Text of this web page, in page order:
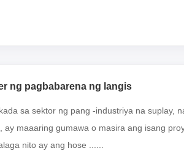
ng pagbabarena ng langis
sa sektor ng pang -industriya na suplay,
maaaring gumawa o masira ang isang
nito ay ang hose ......